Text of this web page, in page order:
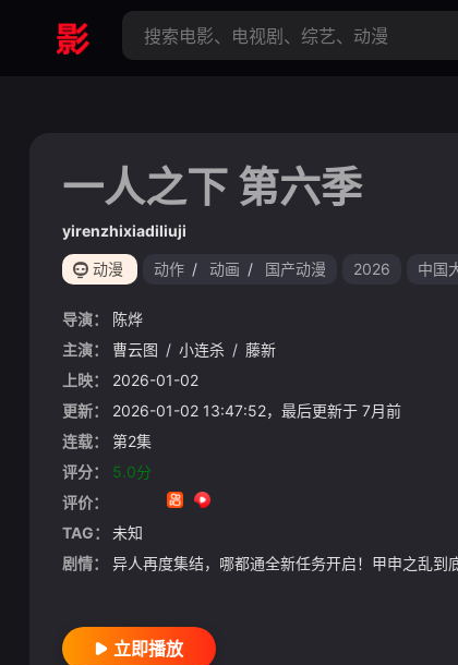
一人之下 第六季
yirenzhixiadiliuji
动漫 动作 / 动画 / 国产动漫 2026 中国
导演：
陈烨
主演：
曹云图 / 小连杀 / 藤新
上映：
2026-01-02
更新：
2026-01-02 13:47:52，最后更新于 7月前
连载：
第2集
评分：
5.0分
评价：
TAG：
未知
剧情：
异人再度集结，哪都通全新任务开启！甲申之乱到
立即播放